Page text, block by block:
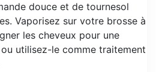
douce et de tournesol
Vaporisez sur votre brosse à
les cheveux pour une
utilisez-le comme traitement